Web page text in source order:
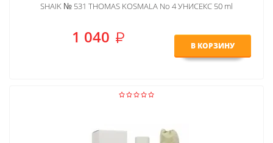
SHAIK № 531 THOMAS KOSMALA No 4 УНИСЕКС 50 ml
1 040 В КОРЗИНУ